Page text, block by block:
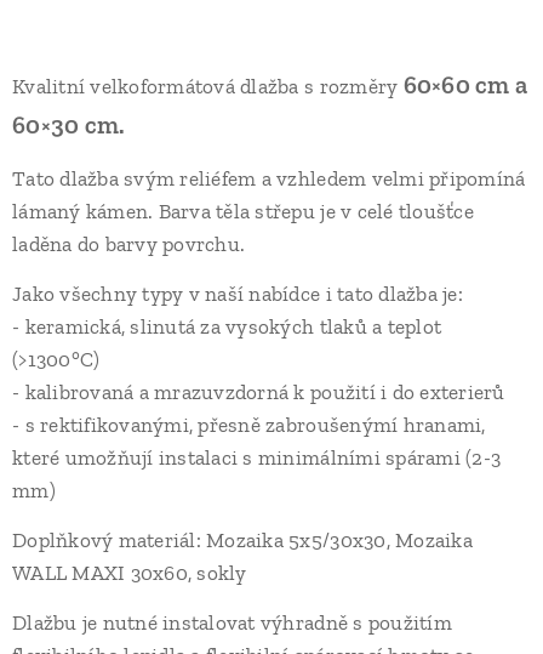
Kvalitní velkoformátová dlažba s rozměry 60×60 cm a
60×30 cm.
Tato dlažba svým reliéfem a vzhledem velmi připomíná
lámaný kámen. Barva těla střepu je v celé tloušťce
laděna do barvy povrchu.
Jako všechny typy v naší nabídce i tato dlažba je:
- keramická, slinutá za vysokých tlaků a teplot
(>1300°C)
- kalibrovaná a mrazuvzdorná k použití i do exterierů
- s rektifikovanými, přesně zabroušenýmí hranami,
které umožňují instalaci s minimálními spárami (2-3
mm)
Doplňkový materiál: Mozaika 5x5/30x30, Mozaika
WALL MAXI 30x60, sokly
Dlažbu je nutné instalovat výhradně s použitím